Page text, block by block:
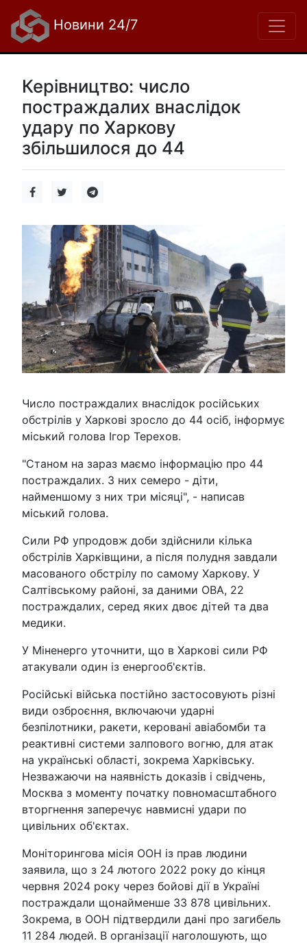
Новини 24/7
Керівництво: число
постраждалих внаслідок
удару по Харкову
збільшилося до 44
Число постраждалих внаслідок російських
обстрілів у Харкові зросло до 44 осіб, інформує
міський голова Ігор Терехов.
"Станом на зараз маємо інформацію про 44
постраждалих. З них семеро - діти,
найменшому з них три місяці", - написав
міський голова.
Сили РФ упродовж доби здійснили кілька
обстрілів Харківщини, а після полудня завдали
масованого обстрілу по самому Харкову. У
Салтівському районі, за даними ОВА, 22
постраждалих, серед яких двоє дітей та два
медики.
У Міненерго уточнити, що в Харкові сили РФ
атакували один із енергооб'єктів.
Російські війська постійно застосовують різні
види озброєння, включаючи ударні
безпілотники, ракети, керовані авіабомби та
реактивні системи залпового вогню, для атак
на українські області, зокрема Харківську.
Незважаючи на наявність доказів і свідчень,
Москва з моменту початку повномасштабного
вторгнення заперечує навмисні удари по
цивільних об'єктах.
Моніторингова місія ООН із прав людини
заявила, що з 24 лютого 2022 року до кінця
червня 2024 року через бойові дії в Україні
постраждали щонайменше 33 878 цивільних.
Зокрема, в ООН підтвердили дані про загибель
11 284 людей. В організації наголошують, що